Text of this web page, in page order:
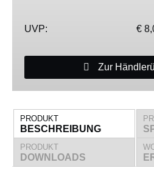
UVP: €
Zur
PRODUKT
BESCHREIBUNG
PRODUKT
DOWNLOADS